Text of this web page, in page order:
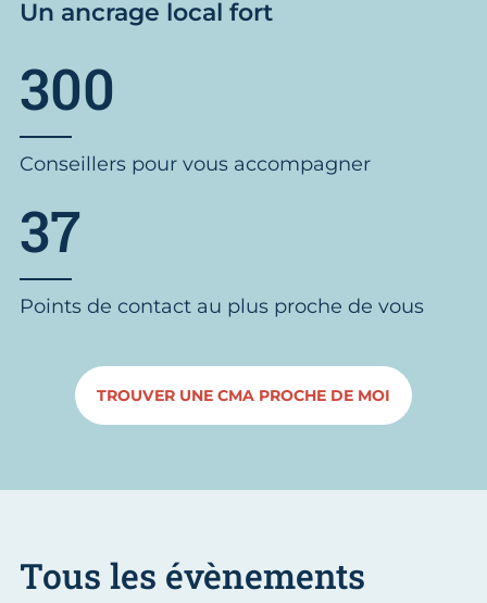
Un ancrage local fort
300
Conseillers pour vous accompagner
37
Points de contact au plus proche de vous
TROUVER UNE CMA PROCHE DE MOI
Tous les évènements